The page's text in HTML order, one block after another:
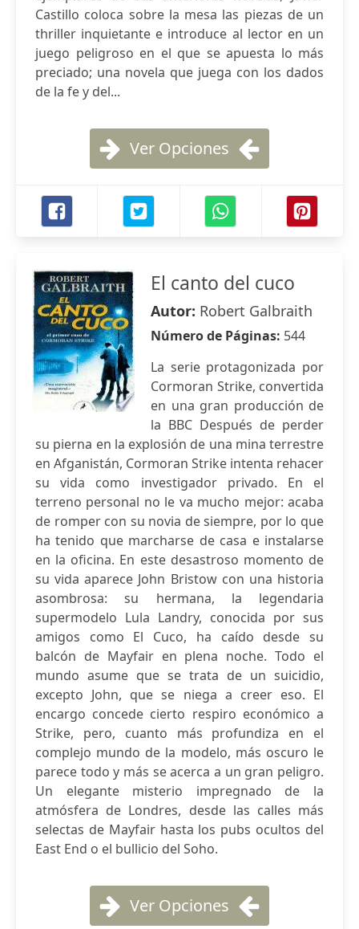
Castillo coloca sobre la mesa las piezas de un
thriller inquietante e introduce al lector en un
juego peligroso en el que se apuesta lo más
preciado; una novela que juega con los dados
de la fe y del...
Ver Opciones
El canto del cuco
Autor: Robert Galbraith
Número de Páginas: 544
La serie protagonizada por
Cormoran Strike, convertida
en una gran producción de
la BBC Después de perder
su pierna en la explosión de una mina terrestre
en Afganistán, Cormoran Strike intenta rehacer
su vida como investigador privado. En el
terreno personal no le va mucho mejor: acaba
de romper con su novia de siempre, por lo que
ha tenido que marcharse de casa e instalarse
en la oficina. En este desastroso momento de
su vida aparece John Bristow con una historia
asombrosa: su hermana, la legendaria
supermodelo Lula Landry, conocida por sus
amigos como El Cuco, ha caído desde su
balcón de Mayfair en plena noche. Todo el
mundo asume que se trata de un suicidio,
excepto John, que se niega a creer eso. El
encargo concede cierto respiro económico a
Strike, pero, cuanto más profundiza en el
complejo mundo de la modelo, más oscuro le
parece todo y más se acerca a un gran peligro.
Un elegante misterio impregnado de la
atmósfera de Londres, desde las calles más
selectas de Mayfair hasta los pubs ocultos del
East End o el bullicio del Soho.
Ver Opciones